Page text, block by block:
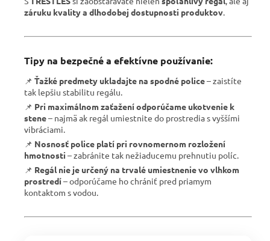
záruku kvality a dlhodobej dostupnosti produktov
Tipy na bezpečné a efektívne používanie:
📌 Ťažké predmety ukladajte na spodné police– zaistíte
tak lepšiu stabilitu regálu.
📌 Pri maximálnom zaťažení odporúčame ukotvenie k
stene– najmä ak regál umiestnite do prostredia s vyššími
vibráciami.
📌 Nosnosť police platí pri rovnomernom rozložení
hmotnosti – zabránite tak nežiaducemu prehnutiu políc.
📌 Regál nie je určený na trvalé umiestnenie vo vlhkom
prostredí– odporúčame ho chrániť pred priamym
kontaktom s vodou.